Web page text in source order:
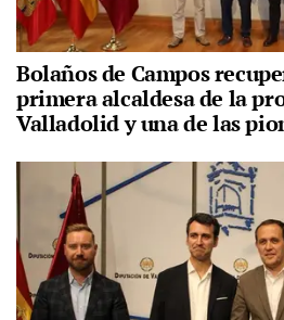
Bolaños de Campos
primera alcaldesa de la
Valladolid y una de las